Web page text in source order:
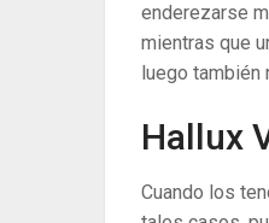
enderezarse
mientras que
luego
Hallux
Cuando los